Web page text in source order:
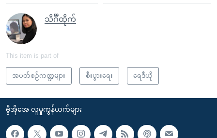
သိင်္ဂီထိုက်
This item is part of
အပတ်စဉ်ကဏ္ဍများ စီးပွားရေး ရေဒီယို
ဗွီအိုအေ လူမှုကွန်ယက်များ